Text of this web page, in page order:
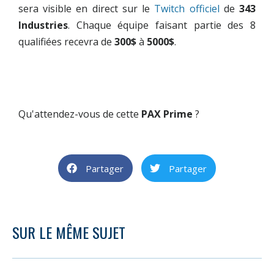
sera visible en direct sur le Twitch officiel de343
Industries. Chaque équipe faisant partie des 8
qualifiées recevra de 300$à 5000$.
Qu'attendez-vous de cette PAX Prime ?
Partager Partager
SUR LE MÊME SUJET